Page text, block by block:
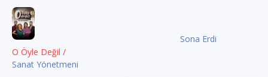
O Öyle Değil /
Sanat Yönetmeni
Sona Erdi